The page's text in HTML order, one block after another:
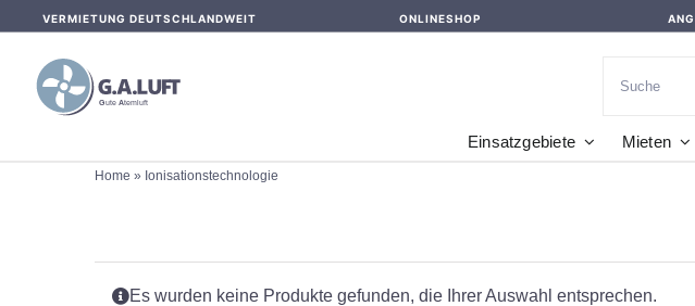
content
VERMIETUNG DEUTSCHLANDWEIT ONLINESHOP
nach:
Einsatzgebiete Mieten
Home » Ionisationstechnologie
Es wurden keine Produkte gefunden, die Ihrer Auswahl entsprechen.